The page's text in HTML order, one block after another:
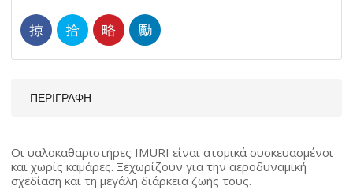
Imuri
Ποσότητα
ΠΕΡΙΓΡΑΦΉ
Οι υαλοκαθαριστήρες IMURI είναι ατομικά συσκευασμένοι
και χωρίς καμάρες. Ξεχωρίζουν για την αεροδυναμική
σχεδίαση και τη μεγάλη διάρκεια ζωής τους.